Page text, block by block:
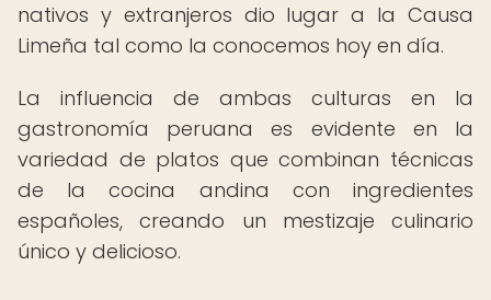
nativos y extranjeros dio lugar a la Causa
Limeña tal como la conocemos hoy en día.
La influencia de ambas culturas en la
gastronomía peruana es evidente en la
variedad de platos que combinan técnicas
de la cocina andina con ingredientes
españoles, creando un mestizaje culinario
único y delicioso.